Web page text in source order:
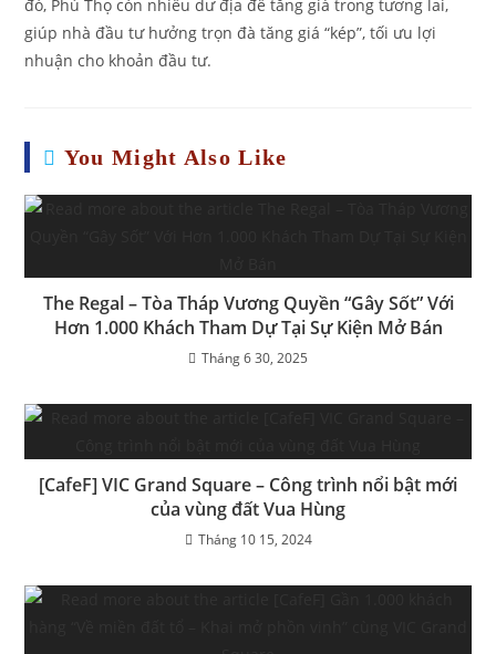
đó, Phú Thọ còn nhiều dư địa để tăng giá trong tương lai,
giúp nhà đầu tư hưởng trọn đà tăng giá “kép”, tối ưu lợi
nhuận cho khoản đầu tư.
You Might Also Like
The Regal – Tòa Tháp Vương Quyền “Gây Sốt” Với
Hơn 1.000 Khách Tham Dự Tại Sự Kiện Mở Bán
Tháng 6 30, 2025
[CafeF] VIC Grand Square – Công trình nổi bật mới
của vùng đất Vua Hùng
Tháng 10 15, 2024